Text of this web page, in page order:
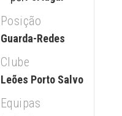
Posição
Guarda-Redes
Clube
Leões Porto Salvo
Equipas